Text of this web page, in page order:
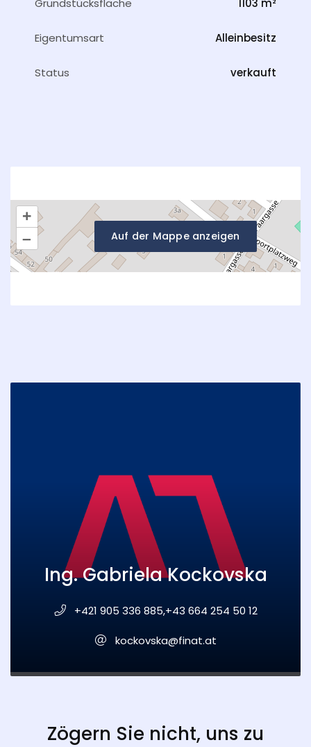
Grundstücksfläche 1103 m²
Eigentumsart Alleinbesitz
Status verkauft
Auf der Mappe anzeigen
+
–
Ing. Gabriela Kockovska
+421 905 336 885,+43 664 254 50 12
kockovska@finat.at
Zögern Sie nicht, uns zu